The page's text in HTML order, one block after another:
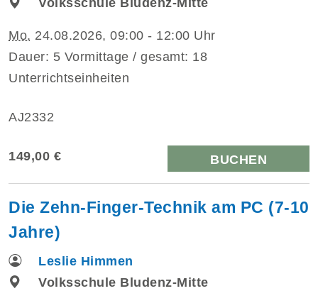
Mo. 24.08.2026, 09:00 - 12:00 Uhr
Dauer: 5 Vormittage / gesamt: 18
Unterrichtseinheiten
AJ2332
149,00 € BUCHEN
Die Zehn-Finger-Technik am PC (7-10
Jahre)
Leslie Himmen
Volksschule Bludenz-Mitte